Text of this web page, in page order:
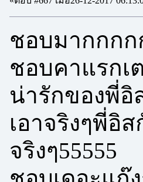
ชอบมากกก
ชอบคาแรกเ
น่ารักของพี่อิ
เอาจริงๆพี่อิ
จริงๆ55555